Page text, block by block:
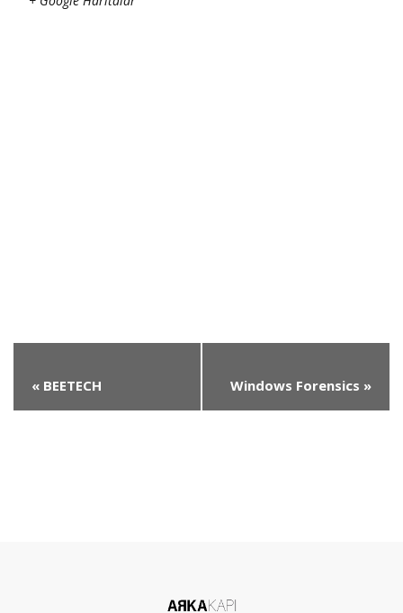
« BEETECH Windows Forensics »